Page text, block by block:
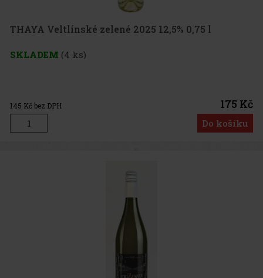
THAYA Veltlínské zelené 2025 12,5% 0,75 l
SKLADEM (4 ks)
145 Kč bez DPH 175 Kč
Do košíku